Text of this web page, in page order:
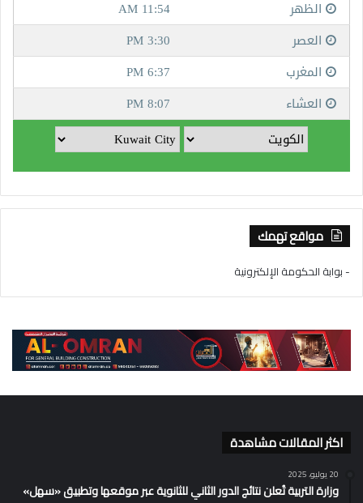
مواقع تهمك
- بوابة الحكومة الإلكترونية
اكثر المقالات مشاهدة
20 يوليو، 2025
وزارة التربية تُعلن نتائج الدور الثاني للثانوية عبر موقعها وتطبيق «سهل»